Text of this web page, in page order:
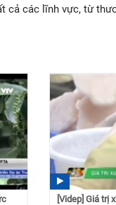
cả các lĩnh vực, từ
[Videp] Giá trị